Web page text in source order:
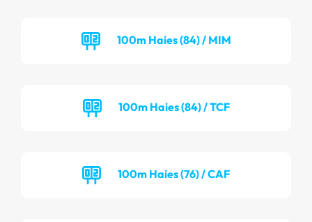
100m Haies (84) / MIM
100m Haies (84) / TCF
100m Haies (76) / CAF